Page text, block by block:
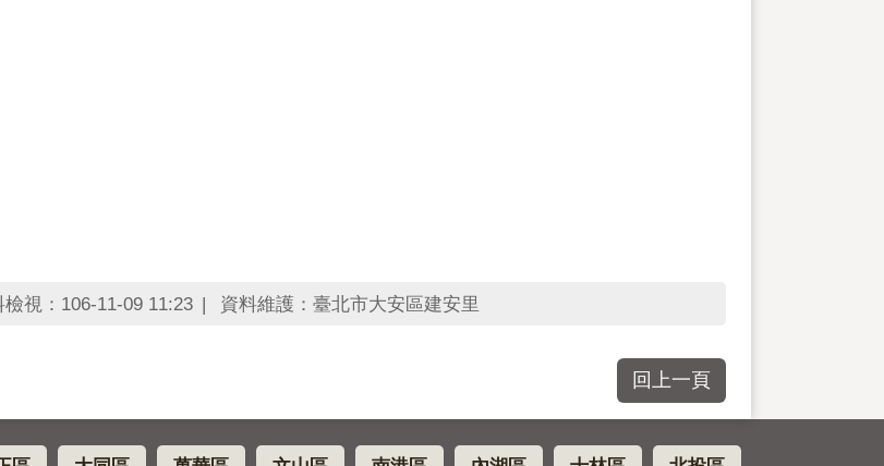
檢視：106-11-09 11:23 資料維護：臺北市大安區建安里
回上一頁